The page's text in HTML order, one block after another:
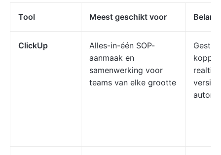
Tool Meest geschikt voor
ClickUp
Alles-in-één SOP-
aanmaak en
samenwerking voor
teams van elke grootte